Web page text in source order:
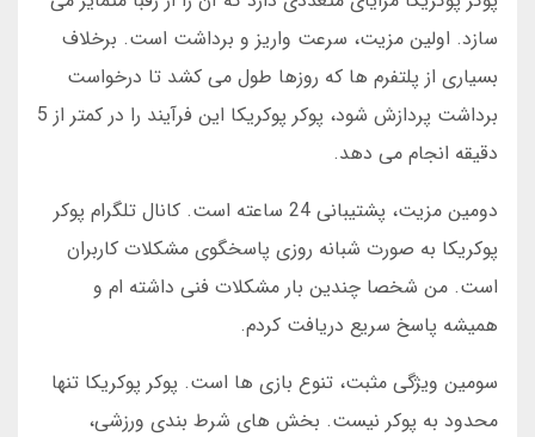
سازد. اولین مزیت، سرعت واریز و برداشت است. برخلاف
بسیاری از پلتفرم ها که روزها طول می کشد تا درخواست
برداشت پردازش شود، پوکر پوکریکا این فرآیند را در کمتر از 5
دقیقه انجام می دهد.
دومین مزیت، پشتیبانی 24 ساعته است. کانال تلگرام پوکر
پوکریکا به صورت شبانه روزی پاسخگوی مشکلات کاربران
است. من شخصا چندین بار مشکلات فنی داشته ام و
همیشه پاسخ سریع دریافت کردم.
سومین ویژگی مثبت، تنوع بازی ها است. پوکر پوکریکا تنها
محدود به پوکر نیست. بخش های شرط بندی ورزشی،